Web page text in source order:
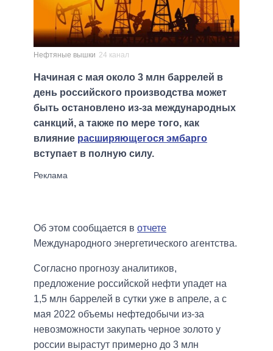
Нефтяные вышки 24 канал
Начиная с мая около 3 млн баррелей в
день российского производства может
быть остановлено из-за международных
санкций, а также по мере того, как
влияние расширяющегося эмбарго
вступает в полную силу.
Об этом сообщается в отчете
Международного энергетического агентства.
Согласно прогнозу аналитиков,
предложение российской нефти упадет на
1,5 млн баррелей в сутки уже в апреле, а с
мая 2022 объемы нефтедобычи из-за
невозможности закупать черное золото у
россии вырастут примерно до 3 млн